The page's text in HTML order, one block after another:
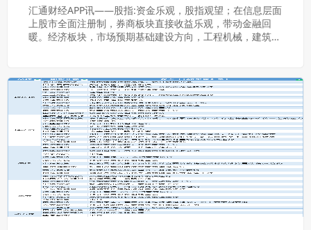
汇通财经APP讯——股指:资金乐观，股指观望；在信息层面
上股市全面注册制，券商板块直接收益乐观，带动金融回
暖。经济板块，市场预期基础建设方向，工程机械，建筑装